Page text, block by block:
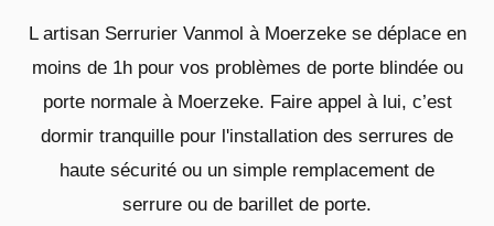
L artisan Serrurier Vanmol à Moerzeke se déplace en
moins de 1h pour vos problèmes de porte blindée ou
porte normale à Moerzeke. Faire appel à lui, c’est
dormir tranquille pour l'installation des serrures de
haute sécurité ou un simple remplacement de
serrure ou de barillet de porte.